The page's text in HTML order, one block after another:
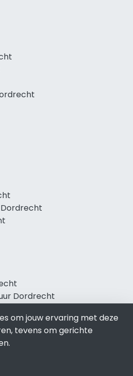
Dordrecht
om jouw ervaring met deze
tevens om gerichte